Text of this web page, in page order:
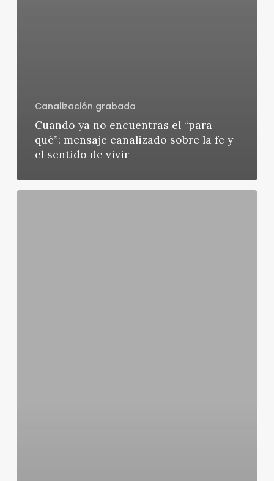
Canalización grabada
Cuando ya no encuentras el “para
qué”: mensaje canalizado sobre la fe y
el sentido de vivir